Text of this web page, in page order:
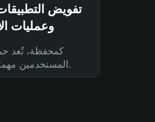
تفويض
وعمليات
كمحفظة، تُعد
المستخدمين مهمتنا الأساسية.